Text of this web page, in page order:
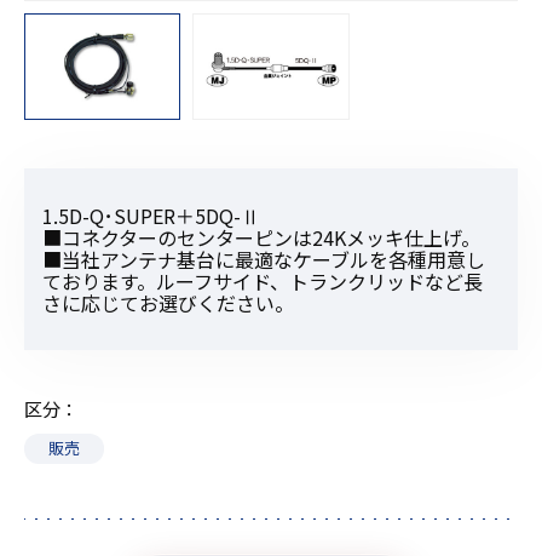
1.5D-Q･SUPER＋5DQ-Ⅱ
■コネクターのセンターピンは24Kメッキ仕上げ。
■当社アンテナ基台に最適なケーブルを各種用意し
ております。ルーフサイド、トランクリッドなど長
さに応じてお選びください。
区分
販売